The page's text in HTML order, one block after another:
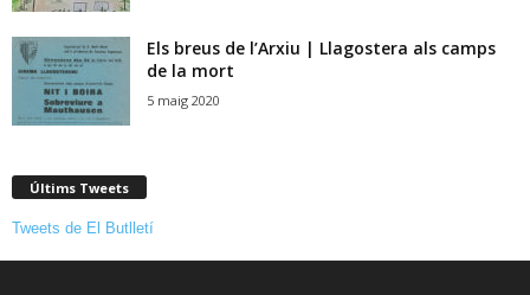
Els breus de l’Arxiu | Llagostera als camps
de la mort
5 maig 2020
Últims Tweets
Tweets de El Butlletí